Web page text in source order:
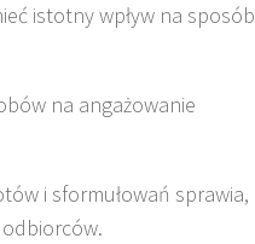
istotny wpływ na sposób
na angażowanie
i sformułowań sprawia,